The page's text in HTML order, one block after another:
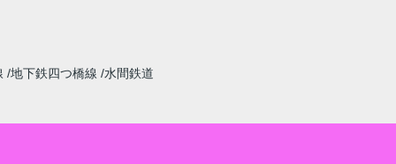
地下鉄四つ橋線 水間鉄道